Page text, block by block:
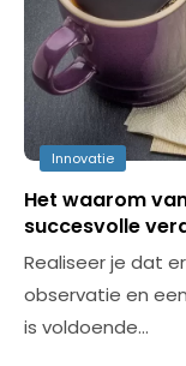
Innovatie
Het waarom
succesvolle
Realiseer je dat
observatie en
is voldoende…